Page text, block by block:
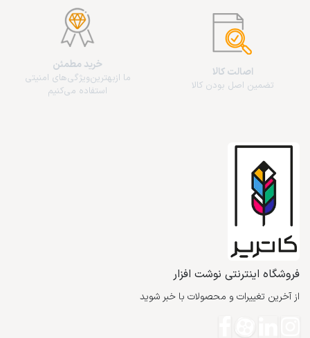
اصالت کالا
تضمین اصل بودن کالا
خرید مطمئن
ما از‌بهترین‌ویژگی‌های امنیتی
استفاده می‌کنیم
فروشگاه اینترنتی نوشت افزار
از آخرین تغییرات و محصولات با خبر شوید